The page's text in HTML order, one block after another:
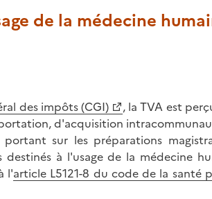
de la médecine
des impôts (CGI)
, la TVA est
d'acquisition
sur les préparations
à l'usage de la médecine
l'article L5121-8 du code de la santé